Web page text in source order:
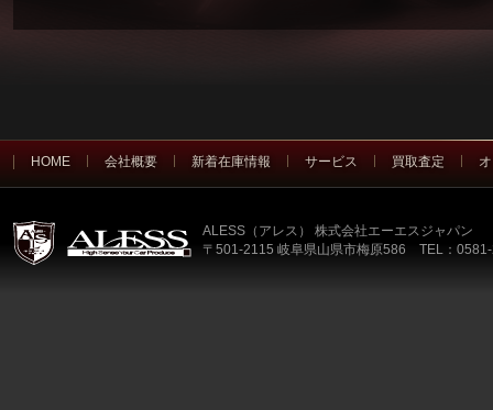
HOME 会社概要 新着在庫情報 サービス 買取査定
ALESS（アレス） 株式会社エーエスジャパン
〒501-2115 岐阜県山県市梅原586 TEL：